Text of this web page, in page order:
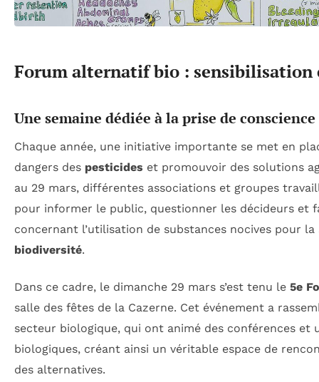
Forum alternatif bio : sensibilisation
Une semaine dédiée à la prise de
Chaque année, une initiative importante se met en
dangers des pesticides et promouvoir des solutions
au 29 mars, différentes associations et groupes
pour informer le public, questionner les décideurs et
concernant l’utilisation de substances nocives pour
biodiversité.
Dans ce cadre, le dimanche 29 mars s’est tenu le 5e
salle des fêtes de la Cazerne. Cet événement a
secteur biologique, qui ont animé des conférences et
biologiques, créant ainsi un véritable espace de
des alternatives.